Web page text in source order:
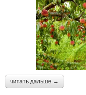
читать дальше →